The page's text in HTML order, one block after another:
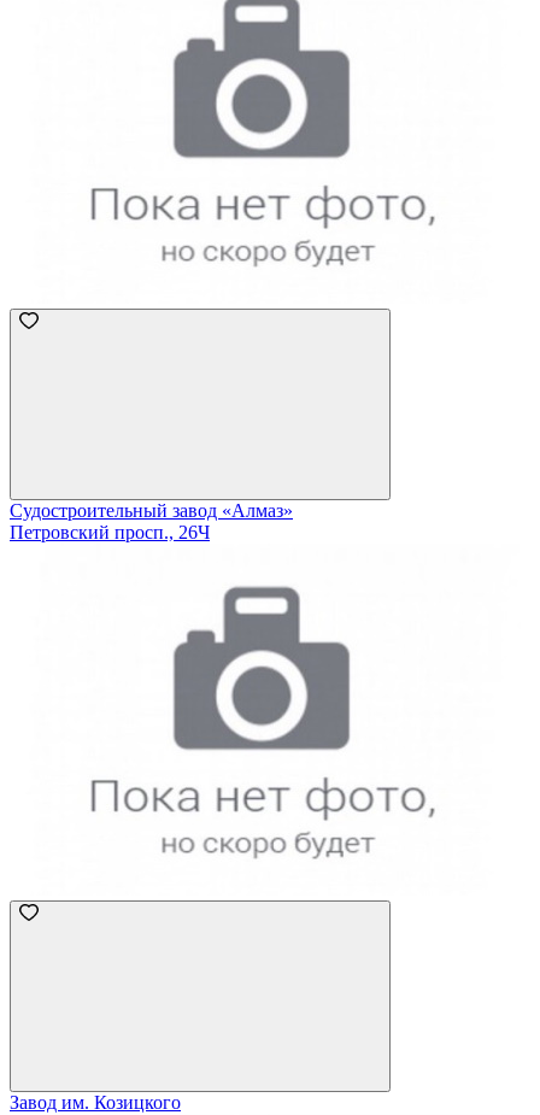
Судостроительный завод «Алмаз»
Петровский просп., 26Ч
Завод им. Козицкого